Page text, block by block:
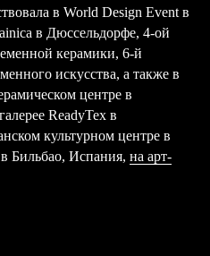
в World Design Event в
в Дюссельдорфе, 4-ой
керамики, 6-й
искусства, а также в
центре в
ReadyTex в
культурном центре в
Бильбао, Испания, на арт-